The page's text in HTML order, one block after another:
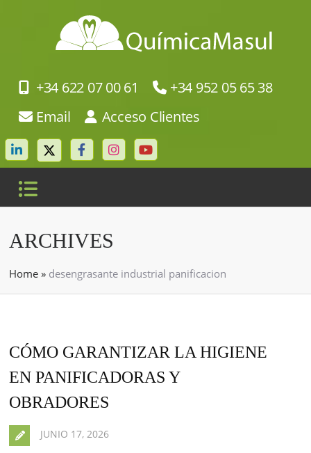
+34 622 07 00 61
+34 952 05 65 38
Email
Acceso Clientes
ARCHIVES
Home » desengrasante industrial panificacion
CÓMO GARANTIZAR LA HIGIENE
EN PANIFICADORAS Y
OBRADORES
JUNIO 17, 2026